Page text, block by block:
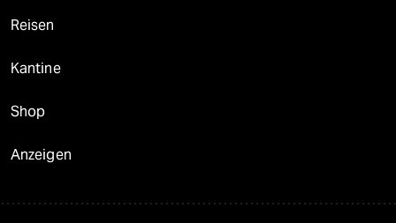
Reisen
Kantine
Shop
Anzeigen